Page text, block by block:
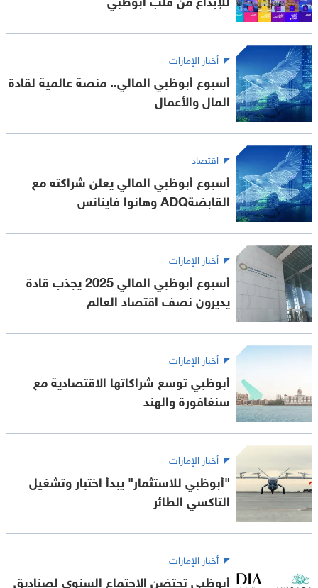
أخبار الإمارات
أسبوع أبوظبي المالي.. منصة عالمية لقادة
المال والأعمال
اقتصاد
أسبوع أبوظبي المالي يعلن شراكته مع
القابضةADQ وهانوا فاينانس
أخبار الإمارات
أسبوع أبوظبي المالي 2025 يجذب قادة
يديرون نصف اقتصاد العالم
أخبار الإمارات
أبوظبي توسع شراكاتها الاقتصادية مع
سنغافورة والهند
أخبار الإمارات
"أبوظبي للاستثمار" يبدأ اختبار وتشغيل
التاكسي الطائر
أخبار الإمارات
أبوظبي تحتضن الاجتماع السنوي لصناديق